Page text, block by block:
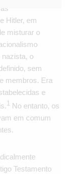
Hitler, em
misturar o
nazista, o
sem
membros. Era
e
1 No entanto, os
em comum
Testamento